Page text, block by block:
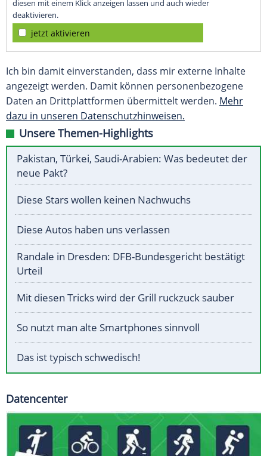
diesen mit einem Klick anzeigen lassen und auch wieder
deaktivieren.
jetzt aktivieren
Ich bin damit einverstanden, dass mir externe Inhalte
angezeigt werden. Damit können personenbezogene
Daten an Drittplattformen übermittelt werden. Mehr
dazu in unseren Datenschutzhinweisen.
Unsere Themen-Highlights
Pakistan, Türkei, Saudi-Arabien: Was bedeutet der
neue Pakt?
Diese Stars wollen keinen Nachwuchs
Diese Autos haben uns verlassen
Randale in Dresden: DFB-Bundesgericht bestätigt
Urteil
Mit diesen Tricks wird der Grill ruckzuck sauber
So nutzt man alte Smartphones sinnvoll
Das ist typisch schwedisch!
Datencenter